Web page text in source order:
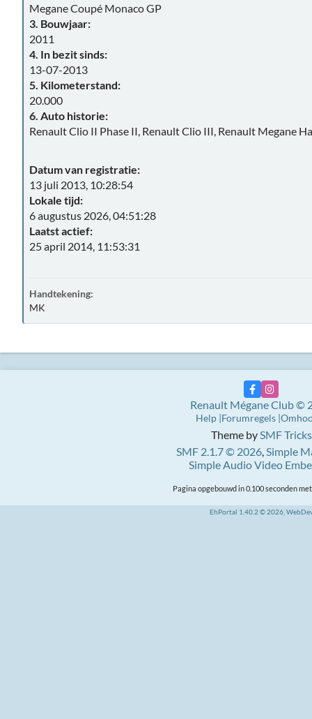
Megane Coupé Monaco GP
3. Bouwjaar:
2011
4. In bezit sinds:
13-07-2013
5. Kilometerstand:
20.000
6. Auto historie:
Renault Clio II Phase II, Renault Clio III, Renault Megane
Datum van registratie:
13 juli 2013, 10:28:54
Lokale tijd:
6 augustus 2026, 04:51:28
Laatst actief:
25 april 2014, 11:53:31
Handtekening:
MK
Theme bySMF Tricks
SMF 2.1.7 © 2026,Simple
Simple Audio Video
Renault Mégane Club ©
Help Forumregels
Pagina opgebouwd in 0.100 seconden
EhPortal 1.40.2 © 2026,